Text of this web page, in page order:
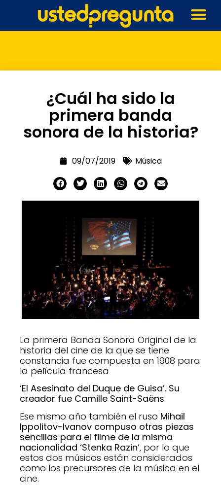
¿Cuál ha sido la
primera banda
sonora de la historia?
09/07/2019 Música
La primera Banda Sonora Original de la
historia del cine de la que se tiene
constancia fue compuesta en 1908 para
la película francesa
‘El Asesinato del Duque de Guisa’. Su
creador fue Camille Saint-Saëns.
Ese mismo año también el ruso Mihail
Ippolitov-Ivanov compuso otras piezas
sencillas para el filme de la misma
nacionalidad ‘Stenka Razin‘, por lo que
estos dos músicos están considerados
como los precursores de la música en el
cine.